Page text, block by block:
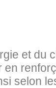
et du
selon